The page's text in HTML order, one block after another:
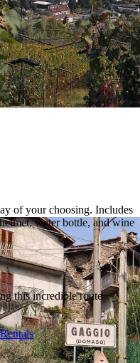
of your choosing. Includes
water bottle, and wine
this incredible route